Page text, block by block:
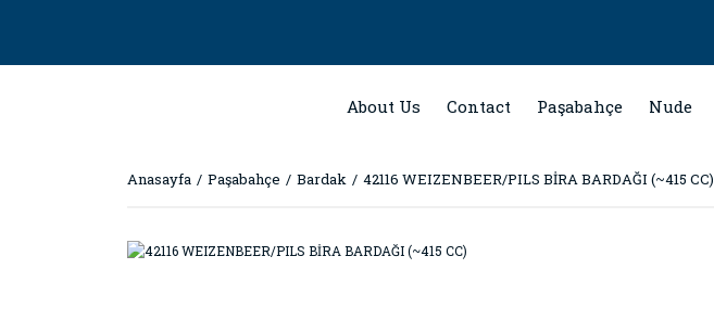
About Us Contact Paşabahçe Nude
Anasayfa Paşabahçe Bardak 42116 WEIZENBEER/PILS BİRA BARDAĞI (~415 CC)